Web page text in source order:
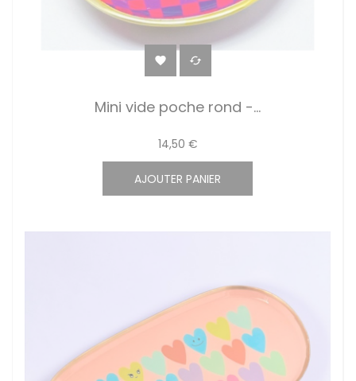
 
Mini vide poche rond -...
14,50 €
AJOUTER PANIER